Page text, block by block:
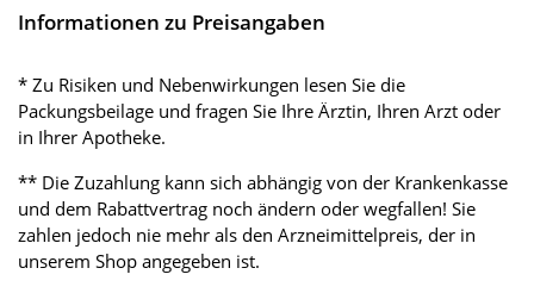
Informationen zu Preisangaben
* Zu Risiken und Nebenwirkungen lesen Sie die
Packungsbeilage und fragen Sie Ihre Ärztin, Ihren Arzt oder
in Ihrer Apotheke.
** Die Zuzahlung kann sich abhängig von der Krankenkasse
und dem Rabattvertrag noch ändern oder wegfallen! Sie
zahlen jedoch nie mehr als den Arzneimittelpreis, der in
unserem Shop angegeben ist.